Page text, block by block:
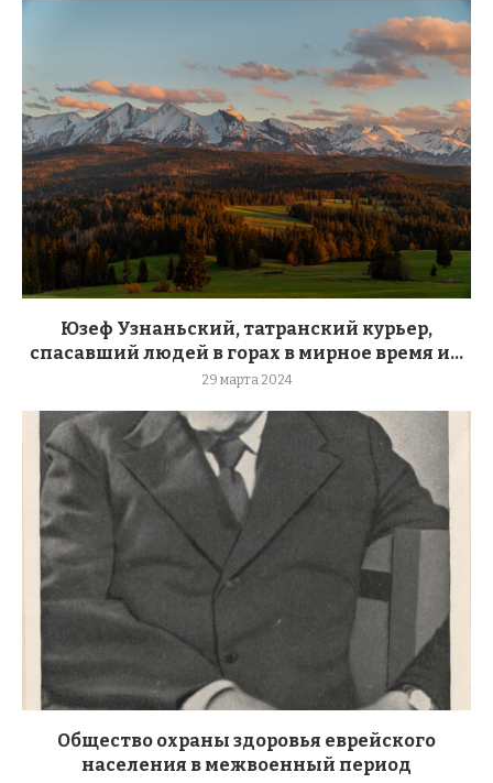
Юзеф Узнаньский, татранский курьер,
спасавший людей в горах в мирное время и...
29 марта 2024
Общество охраны здоровья еврейского
населения в межвоенный период